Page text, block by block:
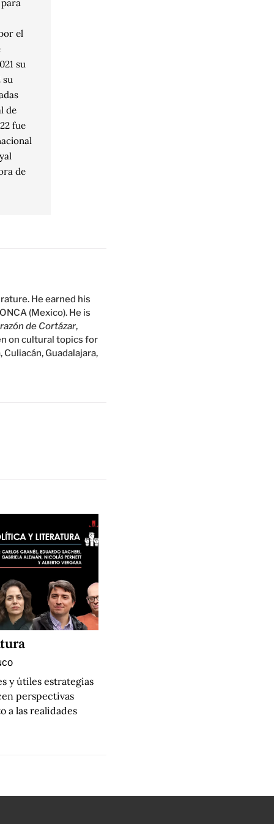
el
su
su
de
fue
de
He earned his
(Mexico). He is
de Cortázar,
on cultural topics for
Guadalajara,
y útiles estrategias
perspectivas
a las realidades